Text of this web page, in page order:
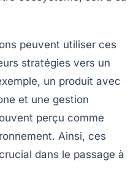
peuvent utiliser ces
stratégies vers un
un produit avec
et une gestion
perçu comme
Ainsi, ces
dans le passage à